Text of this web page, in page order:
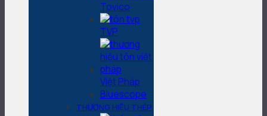
Tovico
TVP
Việt Pháp
Bluescope
THƯƠNG HIỆU THÉP